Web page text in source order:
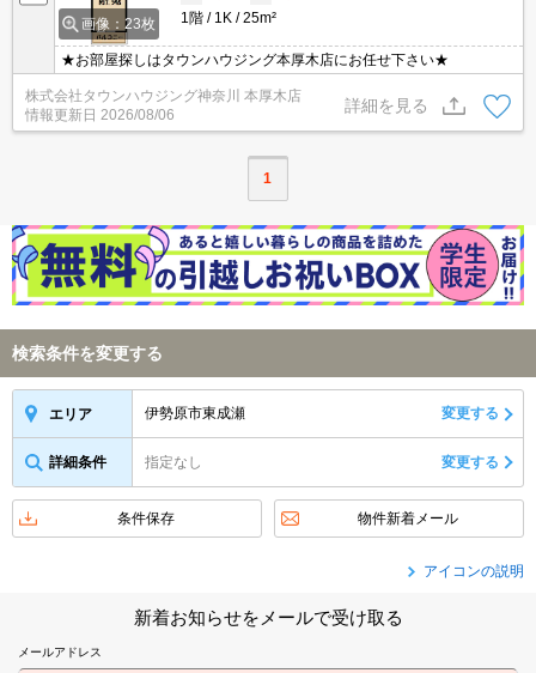
画像：23枚
1階
1K 25m²
★お部屋探しはタウンハウジング本厚木店にお任せ下さい★
株式会社タウンハウジング神奈川 本厚木店
情報更新日 2026/08/06
詳細を見る
1
検索条件を変更する
エリア 伊勢原市東成瀬 変更する
詳細条件 指定なし 変更する
条件保存 物件新着メール
アイコンの説明
新着お知らせをメールで受け取る
メールアドレス